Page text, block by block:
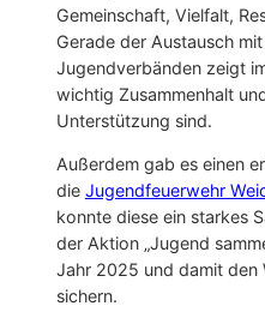
Gemeinschaft, Vielfalt,
Gerade der Austausch
Jugendverbänden zeigt
wichtig Zusammenhalt
Unterstützung sind.
Außerdem gab es einen
die Jugendfeuerwehr
konnte diese ein starkes
der Aktion „Jugend
Jahr 2025 und damit den
sichern.